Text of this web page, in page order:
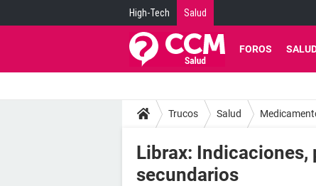
High-Tech Salud
FOROS
Trucos Salud
Librax:
secundarios